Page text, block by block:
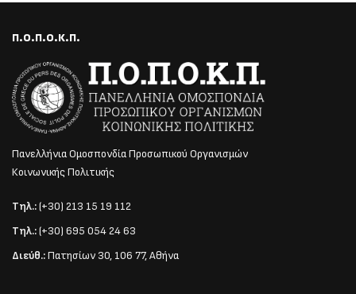
Π.Ο.Π.Ο.Κ.Π.
Πανελλήνια Ομοσπονδία Προσωπικού Οργανισμών
Κοινωνικής Πολιτικής
Τηλ.:(+30) 213 15 19 112
Τηλ.:(+30) 695 054 24 63
Διεύθ.:Πατησίων 30, 106 77, Αθήνα